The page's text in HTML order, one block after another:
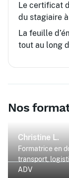
Le certificat
du stagiaire
La feuille
tout au long
Nos
Christine L.
Formatrice en
transport,
ADV